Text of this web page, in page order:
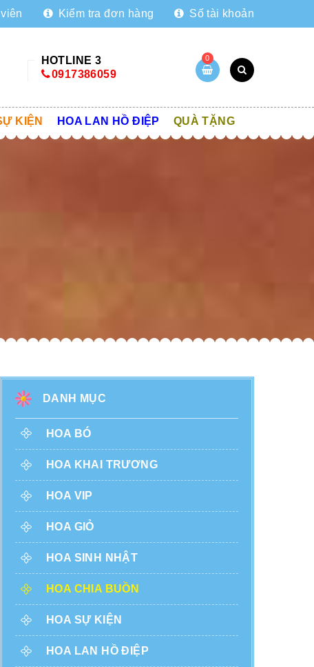
Kiểm tra đơn hàng Số tài khoản
HOTLINE 3
0917386059
0
KIỆN HOA LAN HỒ ĐIỆP QUÀ TẶNG
DANH MỤC
HOA BÓ
HOA KHAI TRƯƠNG
HOA VIP
HOA GIỎ
HOA SINH NHẬT
HOA CHIA BUỒN
HOA SỰ KIỆN
HOA LAN HỒ ĐIỆP